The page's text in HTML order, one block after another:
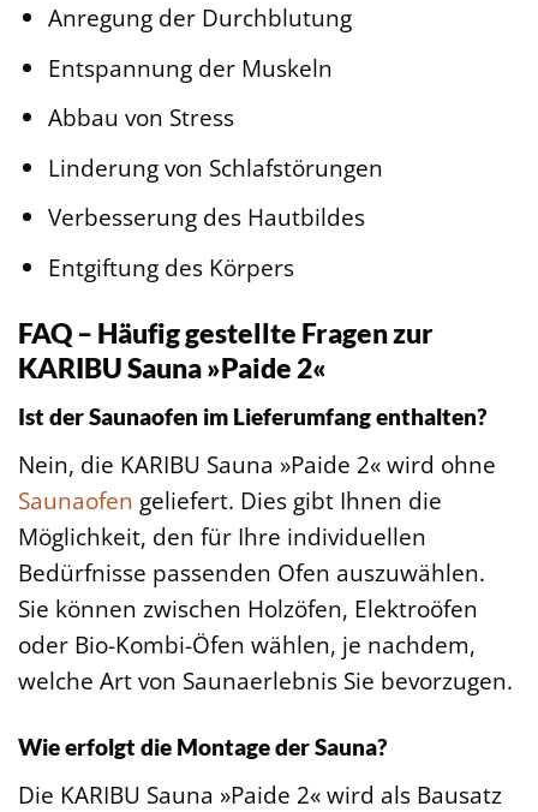
Anregung der Durchblutung
Entspannung der Muskeln
Abbau von Stress
Linderung von Schlafstörungen
Verbesserung des Hautbildes
Entgiftung des Körpers
FAQ – Häufig gestellte Fragen zur
KARIBU Sauna »Paide 2«
Ist der Saunaofen im Lieferumfang enthalten?
Nein, die KARIBU Sauna »Paide 2« wird ohne
Saunaofen geliefert. Dies gibt Ihnen die
Möglichkeit, den für Ihre individuellen
Bedürfnisse passenden Ofen auszuwählen.
Sie können zwischen Holzöfen, Elektroöfen
oder Bio-Kombi-Öfen wählen, je nachdem,
welche Art von Saunaerlebnis Sie bevorzugen.
Wie erfolgt die Montage der Sauna?
Die KARIBU Sauna »Paide 2« wird als Bausatz